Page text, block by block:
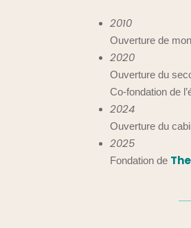
2010
Ouverture de
2020
Ouverture du
Co-fondation de
2024
Ouverture du
2025
Fondation de